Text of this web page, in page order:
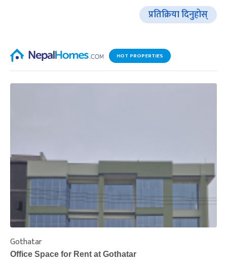
प्रतिक्रिया दिनुहोस्
HOT PROPERTIES
Gothatar
Office Space for Rent at Gothatar